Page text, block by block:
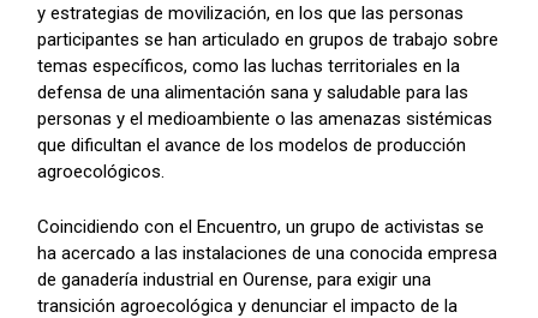
y estrategias de movilización, en los que las personas
participantes se han articulado en grupos de trabajo sobre
temas específicos, como las luchas territoriales en la
defensa de una alimentación sana y saludable para las
personas y el medioambiente o las amenazas sistémicas
que dificultan el avance de los modelos de producción
agroecológicos.
Coincidiendo con el Encuentro, un grupo de activistas se
ha acercado a las instalaciones de una conocida empresa
de ganadería industrial en Ourense, para exigir una
transición agroecológica y denunciar el impacto de la